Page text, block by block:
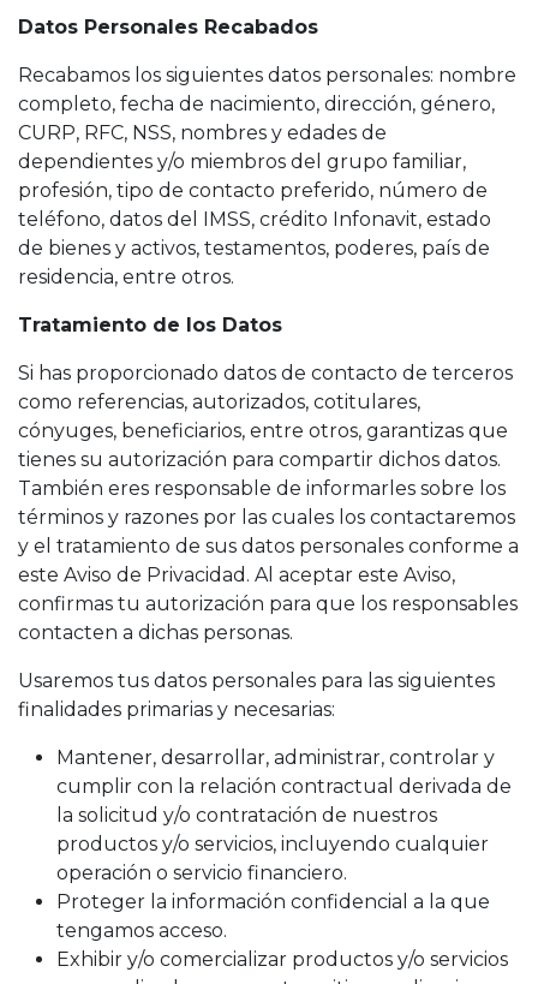
Datos Personales Recabados
Recabamos los siguientes datos personales: nombre
completo, fecha de nacimiento, dirección, género,
CURP, RFC, NSS, nombres y edades de
dependientes y/o miembros del grupo familiar,
profesión, tipo de contacto preferido, número de
teléfono, datos del IMSS, crédito Infonavit, estado
de bienes y activos, testamentos, poderes, país de
residencia, entre otros.
Tratamiento de los Datos
Si has proporcionado datos de contacto de terceros
como referencias, autorizados, cotitulares,
cónyuges, beneficiarios, entre otros, garantizas que
tienes su autorización para compartir dichos datos.
También eres responsable de informarles sobre los
términos y razones por las cuales los contactaremos
y el tratamiento de sus datos personales conforme a
este Aviso de Privacidad. Al aceptar este Aviso,
confirmas tu autorización para que los responsables
contacten a dichas personas.
Usaremos tus datos personales para las siguientes
finalidades primarias y necesarias:
Mantener, desarrollar, administrar, controlar y
cumplir con la relación contractual derivada de
la solicitud y/o contratación de nuestros
productos y/o servicios, incluyendo cualquier
operación o servicio financiero.
Proteger la información confidencial a la que
tengamos acceso.
Exhibir y/o comercializar productos y/o servicios